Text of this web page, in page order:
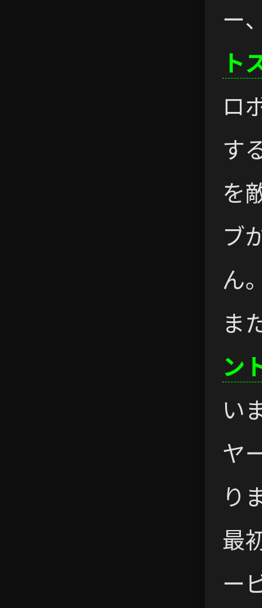
ー
ト
ロ
す
を
ブ
ん
ま
ン
い
ヤ
り
最
ー